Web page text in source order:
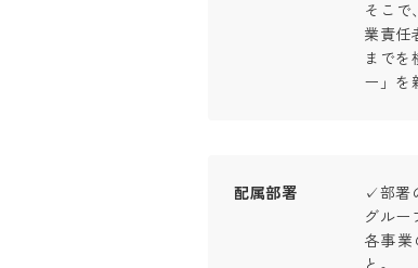
そこで
業責任
まで
ー」を
配属部署
✓部署
グルー
各事
と。